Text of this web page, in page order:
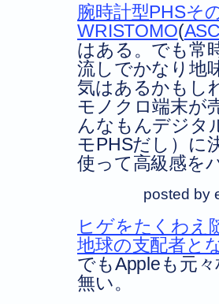
腕時計型PHSそ
WRISTOMO(
はある。でも常
流しでかなり地
気はあるかもし
モノクロ端末が
んなもんデジタ
モPHSだし）に
使って高級感を
posted by
ヒゲをたくわえ
地球の支配者と
でもAppleも元
無い。